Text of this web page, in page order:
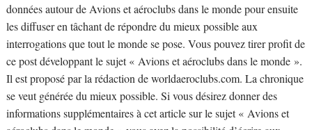
données autour de Avions et aéroclubs dans le monde pour ensuite
les diffuser en tâchant de répondre du mieux possible aux
interrogations que tout le monde se pose. Vous pouvez tirer profit de
ce post développant le sujet « Avions et aéroclubs dans le monde ».
Il est proposé par la rédaction de worldaeroclubs.com. La chronique
se veut générée du mieux possible. Si vous désirez donner des
informations supplémentaires à cet article sur le sujet « Avions et